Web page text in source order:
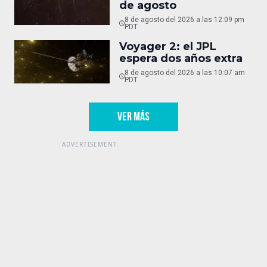
de agosto
8 de agosto del 2026 a las 12:09 pm
PDT
Voyager 2: el JPL
espera dos años extra
8 de agosto del 2026 a las 10:07 am
PDT
VER MÁS